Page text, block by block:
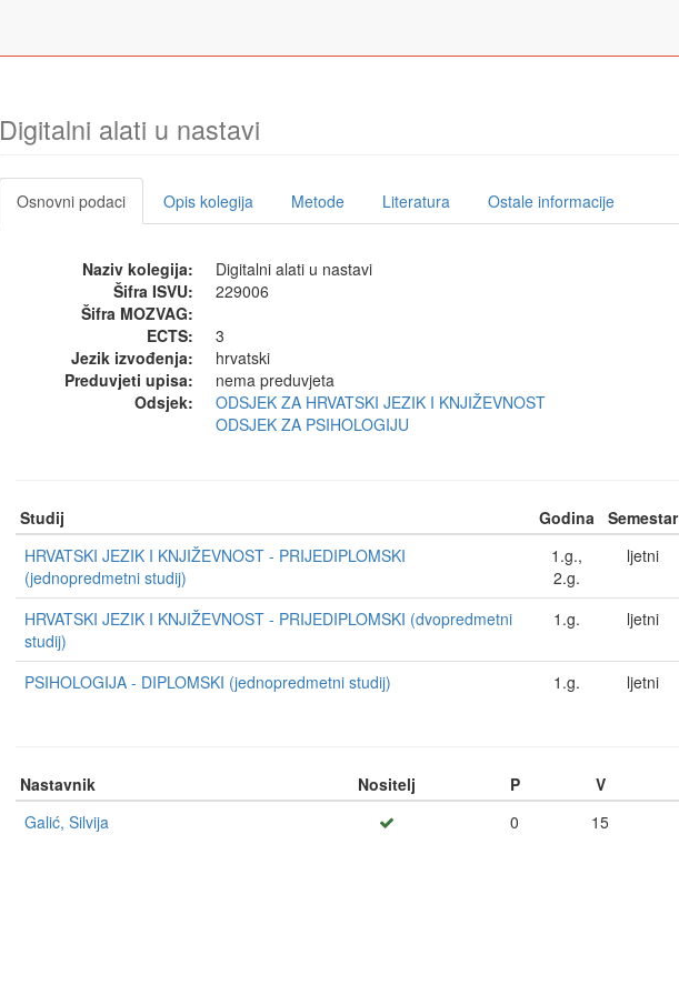
Digitalni alati u nastavi
Osnovni podaci Opis kolegija Metode Literatura Ostale informacije
Naziv kolegija:
Digitalni alati u nastavi
Šifra ISVU:
229006
Šifra MOZVAG:
ECTS:
3
Jezik izvođenja:
hrvatski
Preduvjeti upisa:
nema preduvjeta
Odsjek:
ODSJEK ZA HRVATSKI JEZIK I KNJIŽEVNOST
ODSJEK ZA PSIHOLOGIJU
Studij Godina Semestar
HRVATSKI JEZIK I KNJIŽEVNOST - PRIJEDIPLOMSKI
(jednopredmetni studij)
1.g.,
2.g.
ljetni
HRVATSKI JEZIK I KNJIŽEVNOST - PRIJEDIPLOMSKI (dvopredmetni
studij)
1.g. ljetni
PSIHOLOGIJA - DIPLOMSKI (jednopredmetni studij) 1.g. ljetni
Nastavnik Nositelj P V
Galić, Silvija
0 15